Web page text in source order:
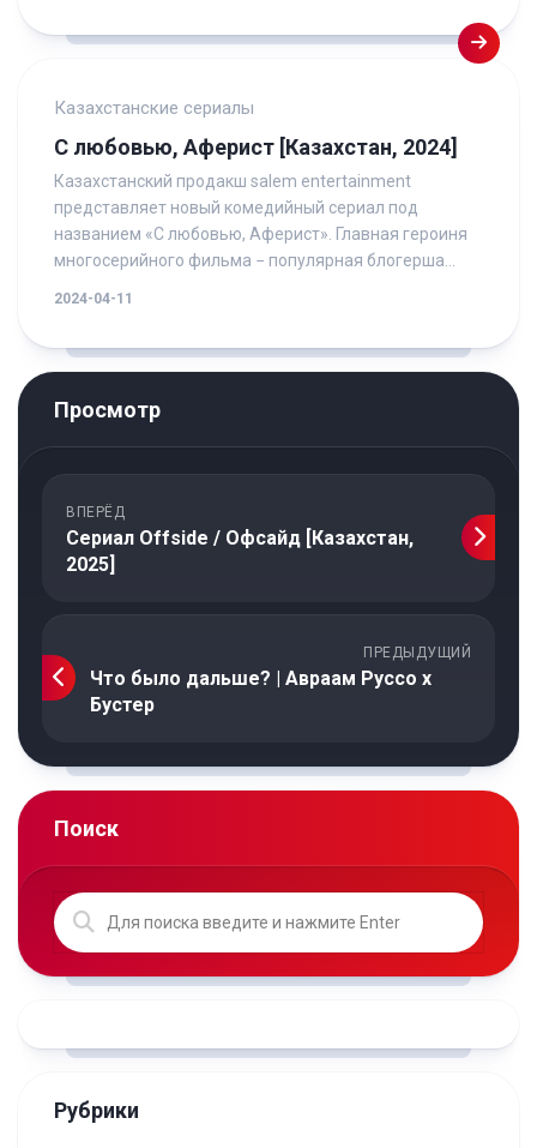
Казахстанские сериалы
С любовью, Аферист [Казахстан, 2024]
Казахстанский продакш salem entertainment
представляет новый комедийный сериал под
названием «С любовью, Аферист». Главная героиня
многосерийного фильма − популярная блогерша...
2024-04-11
Просмотр
ВПЕРЁД
Сериал Offside / Офсайд [Казахстан,
2025]
ПРЕДЫДУЩИЙ
Что было дальше? | Авраам Руссо х
Бустер
Поиск
Рубрики